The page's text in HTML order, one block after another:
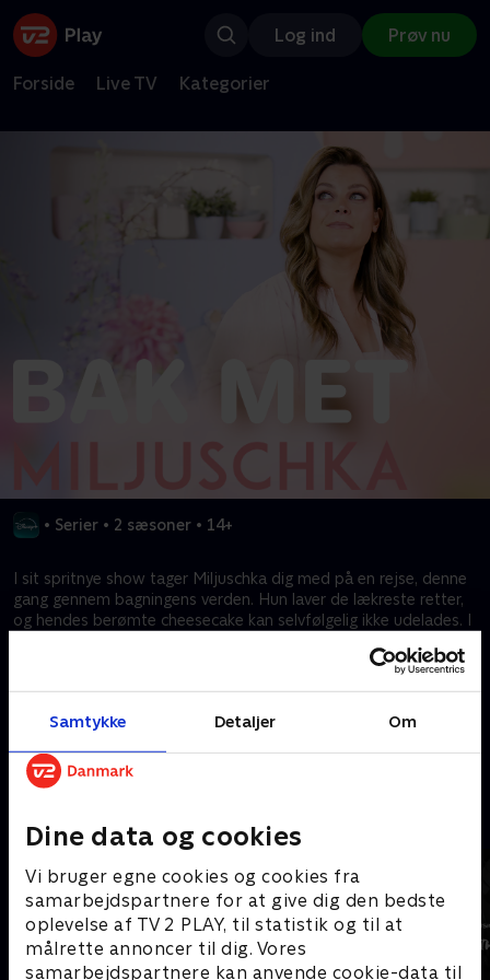
Samtykke Detaljer Om
Dine data og cookies
Vi bruger egne cookies og cookies fra
samarbejdspartnere for at give dig den bedste
oplevelse af TV 2 PLAY, til statistik og til at
målrette annoncer til dig. Vores
samarbejdspartnere kan anvende cookie-data til
Log ind Prøv nu
Forside Live TV Kategorier
• Serier • 2 sæsoner • 14+
I sit spritnye show tager Miljuschka dig med på en rejse, denne
gang gennem bagningens verden. Hun laver de lækreste retter,
og hendes berømte cheesecake kan selvfølgelig ikke udelades. I
type dej. Man behøver ikke være en mesterbager for at bage,
Kræver tilkøb
Mere indhold fra Disney+